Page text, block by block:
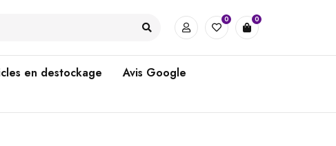
0 0
en destockage
Avis Google